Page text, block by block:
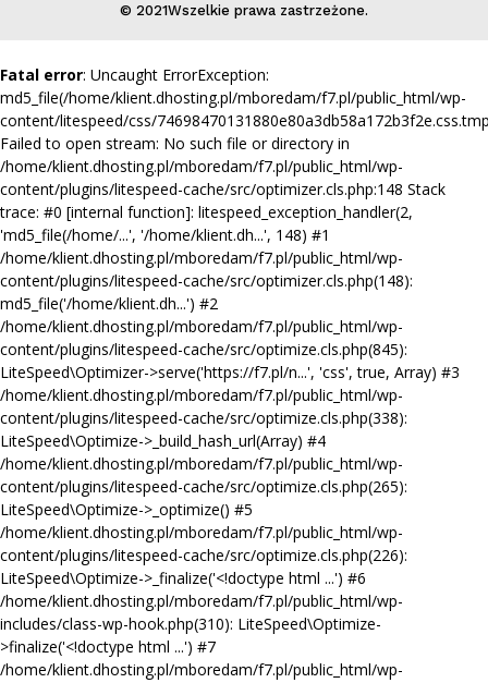
© 2021Wszelkie prawa zastrzeżone.
Fatal error: Uncaught ErrorException:
md5_file(/home/klient.dhosting.pl/mboredam/f7.pl/public_html/wp-
content/litespeed/css/
Failed to open stream: No such file or directory in
/home/klient.dhosting.pl/mboredam/f7.pl/public_html/wp-
content/plugins/litespeed-cache/src/optimizer.cls.php:148 Stack
trace: #0 [internal function]: litespeed_exception_handler(2,
'md5_file(/home/...', '/home/klient.dh...', 148) #1
/home/klient.dhosting.pl/mboredam/f7.pl/public_html/wp-
content/plugins/litespeed-cache/src/optimizer.cls.php(148):
md5_file('/home/klient.dh...') #2
/home/klient.dhosting.pl/mboredam/f7.pl/public_html/wp-
content/plugins/litespeed-cache/src/optimize.cls.php(845):
LiteSpeed\Optimizer->serve('https://f7.pl/n...', 'css', true, Array) #3
/home/klient.dhosting.pl/mboredam/f7.pl/public_html/wp-
content/plugins/litespeed-cache/src/optimize.cls.php(338):
LiteSpeed\Optimize->_build_hash_url(Array) #4
/home/klient.dhosting.pl/mboredam/f7.pl/public_html/wp-
content/plugins/litespeed-cache/src/optimize.cls.php(265):
LiteSpeed\Optimize->_optimize() #5
/home/klient.dhosting.pl/mboredam/f7.pl/public_html/wp-
content/plugins/litespeed-cache/src/optimize.cls.php(226):
LiteSpeed\Optimize->_finalize('<!doctype html ...') #6
/home/klient.dhosting.pl/mboredam/f7.pl/public_html/wp-
includes/class-wp-hook.php(310): LiteSpeed\Optimize-
>finalize('<!doctype html ...') #7
/home/klient.dhosting.pl/mboredam/f7.pl/public_html/wp-